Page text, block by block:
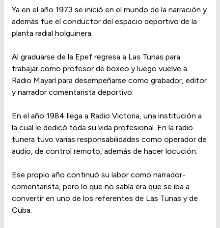
Ya en el año 1973 se inició en el mundo de la narración y
además fue el conductor del espacio deportivo de la
planta radial holguinera.
Al graduarse de la Epef regresa a Las Tunas para
trabajar como profesor de boxeo y luego vuelve a
Radio Mayarí para desempeñarse como grabador, editor
y narrador comentarista deportivo.
En el año 1984 llega a Radio Victoria, una institución a
la cual le dedicó toda su vida profesional. En la radio
tunera tuvo varias responsabilidades como operador de
audio, de control remoto, además de hacer locución.
Ese propio año continuó su labor como narrador-
comentarista, pero lo que no sabía era que se iba a
convertir en uno de los referentes de Las Tunas y de
Cuba.